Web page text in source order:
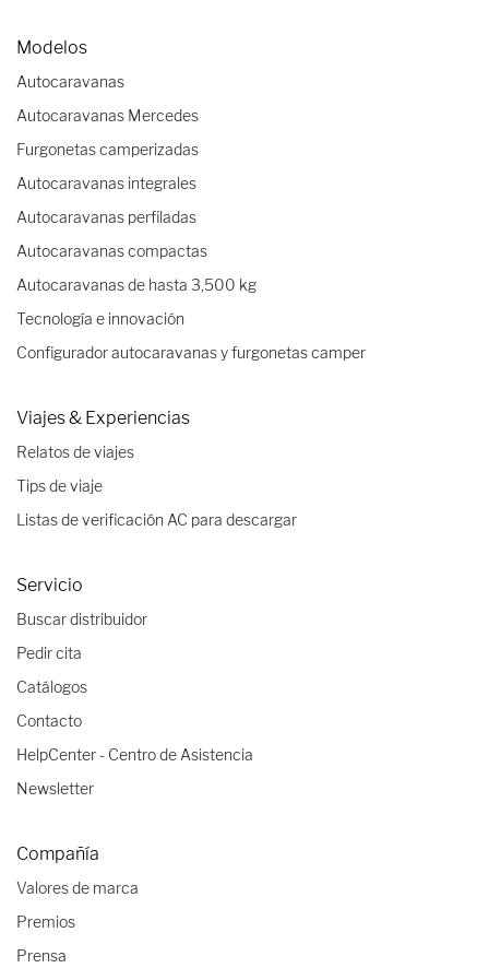
Modelos
Autocaravanas
Autocaravanas Mercedes
Furgonetas camperizadas
Autocaravanas integrales
Autocaravanas perfiladas
Autocaravanas compactas
Autocaravanas de hasta 3,500 kg
Tecnología e innovación
Configurador autocaravanas y furgonetas camper
Viajes & Experiencias
Relatos de viajes
Tips de viaje
Listas de verificación AC para descargar
Servicio
Buscar distribuidor
Pedir cita
Catálogos
Contacto
HelpCenter - Centro de Asistencia
Newsletter
Compañía
Valores de marca
Premios
Prensa